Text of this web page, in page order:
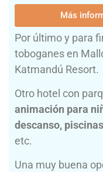
Más
Por último y para
toboganes en
Katmandú Resort.
Otro hotel con
animación para
descanso,
etc.
Una muy buena